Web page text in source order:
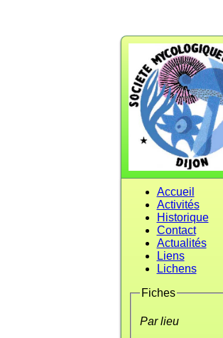
Accueil
Activités
Historique
Contact
Actualités
Liens
Lichens
Fiches
Par lieu